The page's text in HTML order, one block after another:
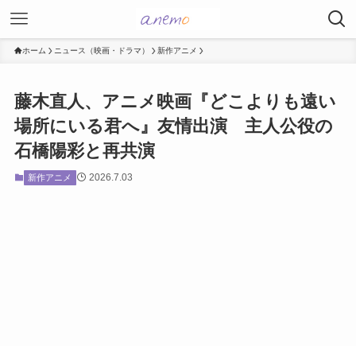
ホーム ニュース（映画・ドラマ） 新作アニメ
藤木直人、アニメ映画『どこよりも遠い
場所にいる君へ』友情出演 主人公役の
石橋陽彩と再共演
新作アニメ 2026.7.03